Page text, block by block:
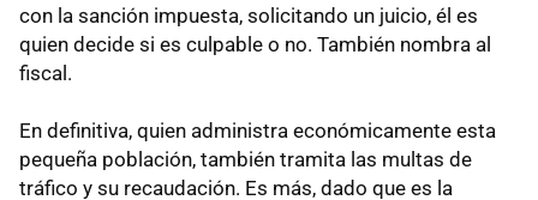
con la sanción impuesta, solicitando un juicio, él es
quien decide si es culpable o no. También nombra al
fiscal.
En definitiva, quien administra económicamente esta
pequeña población, también tramita las multas de
tráfico y su recaudación. Es más, dado que es la